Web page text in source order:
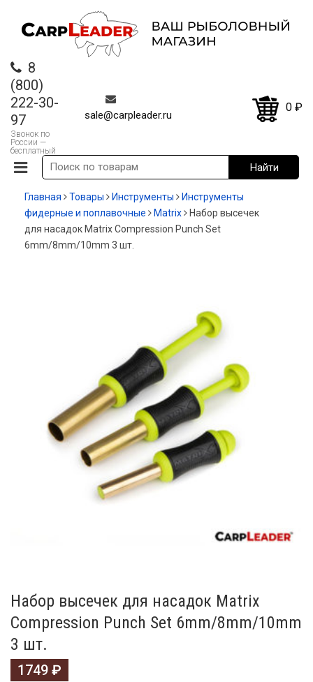
8
(800)
222-30-
97
Звонок по
России —
бесплатный
sale@carpleader.ru
0 ₽
Главная Товары Инструменты
Инструменты
фидерные и поплавочные
Matrix
Набор высечек
для насадок Matrix Compression Punch Set
6mm/8mm/10mm 3 шт.
Набор высечек для насадок Matrix
Compression Punch Set 6mm/8mm/10mm
3 шт.
1749 ₽